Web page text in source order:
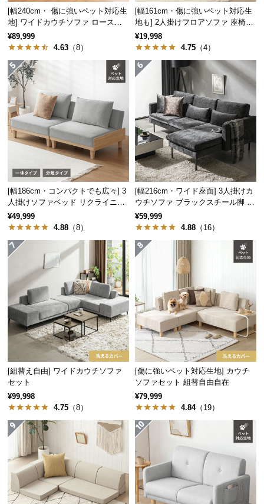
に
つ
い
て
返
品・
キ
ャ
ン
セ
に
つ
い
て
保
い
て
会
規
約
に
つ
い
て
客
[幅240cm・ 傷に強いペット対応生
地] ワイドカウチソファ ロースタ
イル
¥89,999
4.63 （8）
[幅161cm・傷に強いペット対応生
地も] 2人掛けフロアソファ 座椅子
タイプ リクライニング
¥19,998
4.75 （4）
[幅186cm・コンパクトでも広々] 3
人掛けソファベッド リクライニン
グ 天然木フレーム 北欧
¥49,999
4.88 （8）
[幅216cm・ワイド座面] 3人掛けカ
ウチソファ ブラックスチール脚 L
字 ホテルライク 高級感
¥59,999
4.88 （16）
[組替え自由] ワイドカウチソファ
セット
¥99,998
4.75 （8）
[傷に強いペット対応生地] カウチ
ソファセット 組替自由自在
¥79,999
4.84（19）